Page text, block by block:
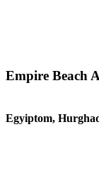
Empire Beach
Egyiptom,